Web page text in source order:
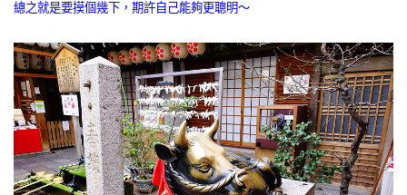
總之就是要摸個幾下，期許自己能夠更聰明～